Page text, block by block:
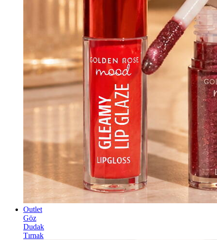
Outlet
Göz
Dudak
Tırnak